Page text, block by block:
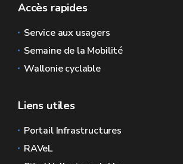
Accès rapides
Service aux usagers
Semaine de la Mobilité
Wallonie cyclable
Liens utiles
Portail Infrastructures
RAVeL